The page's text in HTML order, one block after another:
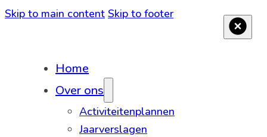
Skip to main content Skip to footer
Home
Over ons
Activiteitenplannen
Jaarverslagen